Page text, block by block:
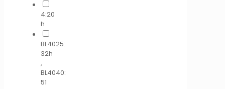
4:20
h
BL4025:
32h
,
BL4040:
51